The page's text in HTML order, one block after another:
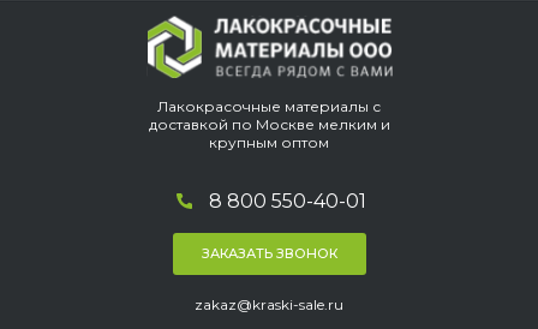
Лакокрасочные материалы с
доставкой по Москве мелким и
крупным оптом
8 800 550-40-01
ЗАКАЗАТЬ ЗВОНОК
zakaz@kraski-sale.ru